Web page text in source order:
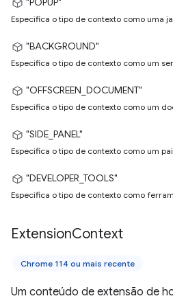
Especifica o tipo de contexto como uma
"BACKGROUND"
Especifica o tipo de contexto como um
"OFFSCREEN_DOCUMENT"
Especifica o tipo de contexto como um
"SIDE_PANEL"
Especifica o tipo de contexto como um
"DEVELOPER_TOOLS"
Especifica o tipo de contexto como
ExtensionContext
Chrome 114 ou mais recente
Um conteúdo de extensão de